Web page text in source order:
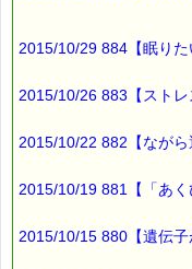
ｅパスタイムの
「させていただきます
ありました (-_-;)
今後直していきたいと
2015/10/29 884【眠りた
2015/10/26 883【ストレ
2015/10/22 882【ながら
2015/10/19 881【「あく
2015/10/15 880【遺伝子